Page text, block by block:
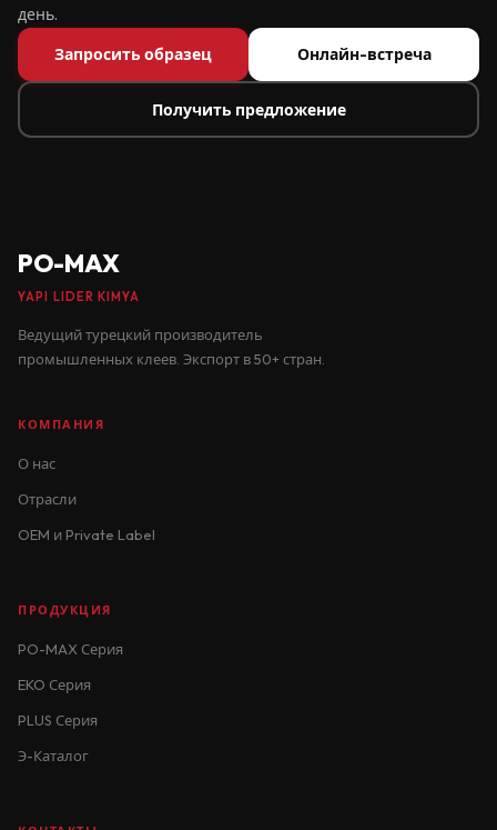
день.
Запросить образец
Онлайн-встреча
Получить предложение
PO-MAX
YAPI LIDER KIMYA
Ведущий турецкий производитель
промышленных клеев. Экспорт в 50+ стран.
КОМПАНИЯ
О нас
Отрасли
OEM и Private Label
ПРОДУКЦИЯ
PO-MAX Серия
EKO Серия
PLUS Серия
Э-Каталог